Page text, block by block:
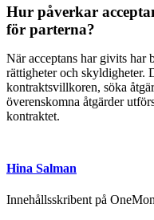
Hur påverkar
för parterna?
När acceptans har givits har
rättigheter och skyldigheter.
kontraktsvillkoren, söka
överenskomna åtgärder
kontraktet.
Hina Salman
Innehållsskribent på